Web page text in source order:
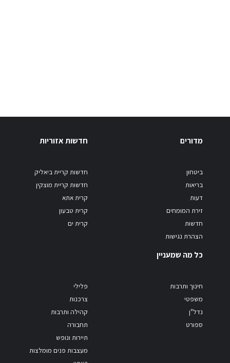
מדורים
ביטחון
בריאות
דעות
זירת המומחים
חדשות
הצהרת נגישות
חדשות אזוריות
חדשות קריית ביאליק
חדשות קריית מוצקין
קרית אתא
קרית טבעון
קרית ים
כל מה שמעניין
חינוך ותרבות
משפטי
נדל"ן
ספורט
פלילי
צרכנות
קהילה ותרבות
תחבורה
תיירות ונופש
מעצבות פנים מומלצות